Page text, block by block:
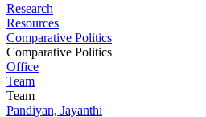
Research
Resources
Comparative Politics
Comparative Politics
Office
Team
Team
Pandiyan, Jayanthi